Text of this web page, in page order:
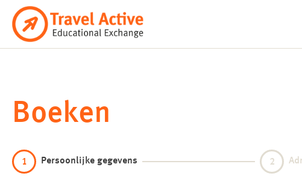
naar
Boeken
1 Persoonlijke gegevens 2